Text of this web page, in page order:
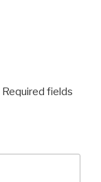
Required fields